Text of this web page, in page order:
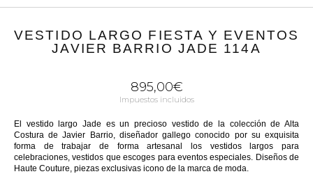
VESTIDO LARGO FIESTA Y EVENTOS
JAVIER BARRIO JADE 114A
895,00€
Impuestos incluidos
El vestido largo Jade es un precioso vestido de la colección de Alta
Costura de Javier Barrio, diseñador gallego conocido por su exquisita
forma de trabajar de forma artesanal los vestidos largos para
celebraciones, vestidos que escoges para eventos especiales. Diseños de
Haute Couture, piezas exclusivas icono de la marca de moda.